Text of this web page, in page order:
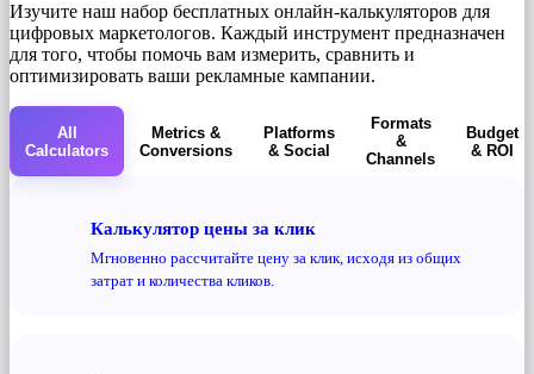
Изучите наш набор бесплатных онлайн-калькуляторов для
цифровых маркетологов. Каждый инструмент предназначен
для того, чтобы помочь вам измерить, сравнить и
оптимизировать ваши рекламные кампании.
All
Calculators
Metrics &
Conversions
Platforms
& Social
Formats
&
Channels
Budget
& ROI
Калькулятор цены за клик
Мгновенно рассчитайте цену за клик, исходя из общих
затрат и количества кликов.